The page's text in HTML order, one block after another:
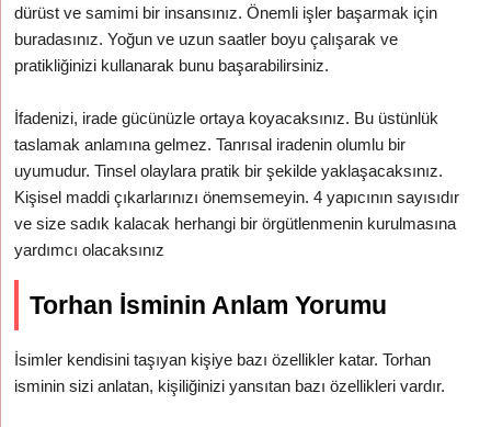
dürüst ve samimi bir insansınız. Önemli işler başarmak için
buradasınız. Yoğun ve uzun saatler boyu çalışarak ve
pratikliğinizi kullanarak bunu başarabilirsiniz.
İfadenizi, irade gücünüzle ortaya koyacaksınız. Bu üstünlük
taslamak anlamına gelmez. Tanrısal iradenin olumlu bir
uyumudur. Tinsel olaylara pratik bir şekilde yaklaşacaksınız.
Kişisel maddi çıkarlarınızı önemsemeyin. 4 yapıcının sayısıdır
ve size sadık kalacak herhangi bir örgütlenmenin kurulmasına
yardımcı olacaksınız
Torhan İsminin Anlam Yorumu
İsimler kendisini taşıyan kişiye bazı özellikler katar. Torhan
isminin sizi anlatan, kişiliğinizi yansıtan bazı özellikleri vardır.